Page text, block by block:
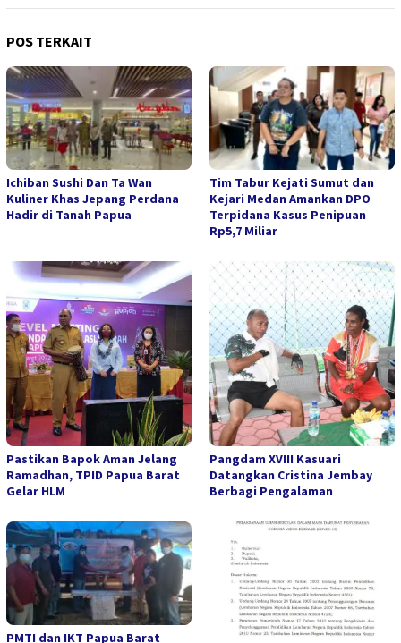
POS TERKAIT
Ichiban Sushi Dan Ta Wan
Kuliner Khas Jepang Perdana
Hadir di Tanah Papua
Tim Tabur Kejati Sumut dan
Kejari Medan Amankan DPO
Terpidana Kasus Penipuan
Rp5,7 Miliar
Pastikan Bapok Aman Jelang
Ramadhan, TPID Papua Barat
Gelar HLM
Pangdam XVIII Kasuari
Datangkan Cristina Jembay
Berbagi Pengalaman
PMTI dan IKT Papua Barat